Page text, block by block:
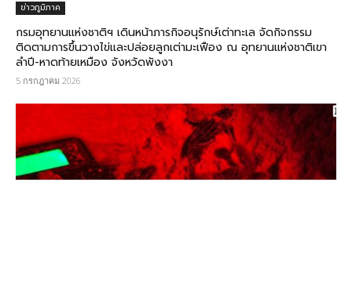
ข่าวภูมิภาค
กรมอุทยานแห่งชาติฯ เดินหน้าภารกิจอนุรักษ์เต่าทะเล จัดกิจกรรม
ติดตามการขึ้นวางไข่และปล่อยลูกเต่ามะเฟือง ณ อุทยานแห่งชาติเขา
ลำปี-หาดท้ายเหมือง จังหวัดพังงา
5 กรกฎาคม 2026